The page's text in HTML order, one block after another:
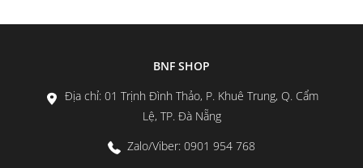
BNF SHOP
Địa chỉ: 01 Trịnh Đình Thảo, P. Khuê Trung, Q. Cẩm
Lệ, TP. Đà Nẵng
Zalo/Viber: 0901 954 768